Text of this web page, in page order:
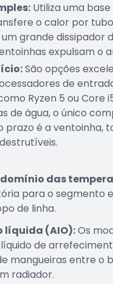
Utiliza uma
o calor por
grande dissipador
expulsam o
São opções
de
Ryzen 5 ou Core
de água, o único
prazo é a ventoinha,
domínio das
para o segmento
de linha.
líquida (AIO):Os
de
mangueiras entre o
radiador.